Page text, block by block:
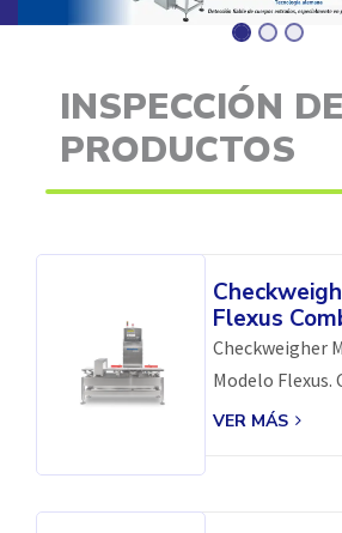
INSPECCIÓN DE
PRODUCTOS
Flexus
Checkweigher
Modelo Flexus.
VER MÁS